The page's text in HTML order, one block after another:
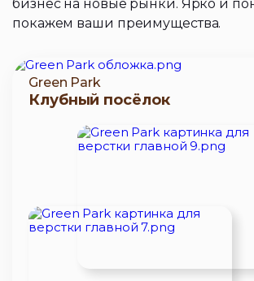
бизнес на новые рынки. Ярко и
покажем ваши преимущества.
Green Park
Клубный посёлок